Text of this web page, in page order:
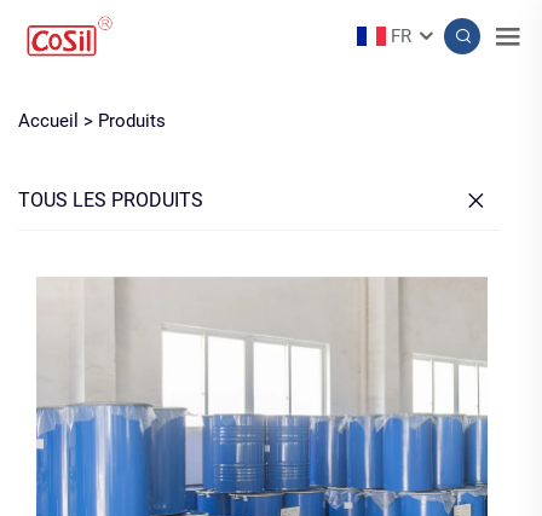
FR
Accueil > Produits
TOUS LES PRODUITS